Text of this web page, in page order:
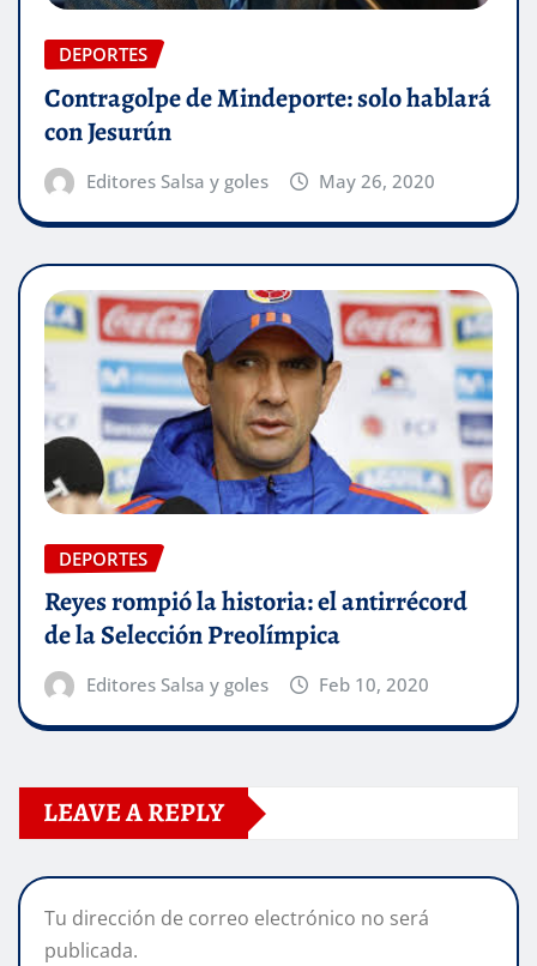
DEPORTES
Contragolpe de Mindeporte: solo hablará
con Jesurún
Editores Salsa y goles May 26, 2020
DEPORTES
Reyes rompió la historia: el antirrécord
de la Selección Preolímpica
Editores Salsa y goles Feb 10, 2020
LEAVE A REPLY
Tu dirección de correo electrónico no será
publicada.